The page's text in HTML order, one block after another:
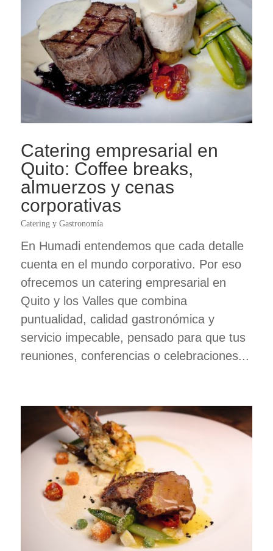
Catering empresarial en
Quito: Coffee breaks,
almuerzos y cenas
corporativas
Catering y Gastronomía
En Humadi entendemos que cada detalle
cuenta en el mundo corporativo. Por eso
ofrecemos un catering empresarial en
Quito y los Valles que combina
puntualidad, calidad gastronómica y
servicio impecable, pensado para que tus
reuniones, conferencias o celebraciones...